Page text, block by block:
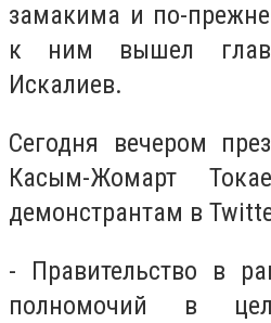
замакима и по-
к ним вышел
Искалиев.
Сегодня вечером
Касым-Жомарт
демонстрантам в
- Правительство в
полномочий в